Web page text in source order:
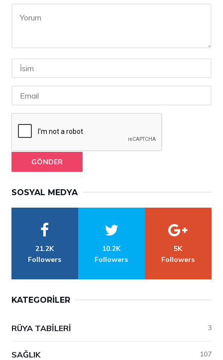
GÖNDER
SOSYAL MEDYA
21.2K
Followers
10.2K
Followers
5K
Followers
KATEGORILER
RÜYA TABILERI 3
SAĞLIK 107